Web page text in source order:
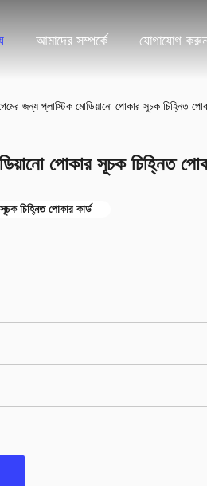
আমাদের সম্পর্কে যোগাযোগ
জন্য প্লাস্টিক মোডিয়ানো পোকার সূচক চিহ্নিত
পোকার সূচক চিহ্নিত
চিহ্নিত পোকার কার্ড